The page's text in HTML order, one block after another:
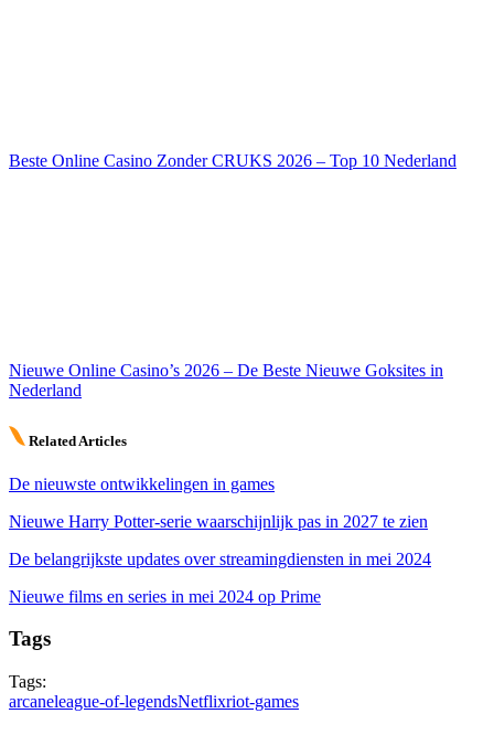
Beste Online Casino Zonder CRUKS 2026 – Top 10 Nederland
Nieuwe Online Casino’s 2026 – De Beste Nieuwe Goksites in
Nederland
Related Articles
De nieuwste ontwikkelingen in games
Nieuwe Harry Potter-serie waarschijnlijk pas in 2027 te zien
De belangrijkste updates over streamingdiensten in mei 2024
Nieuwe films en series in mei 2024 op Prime
Tags
Tags:
arcaneleague-of-legendsNetflixriot-games